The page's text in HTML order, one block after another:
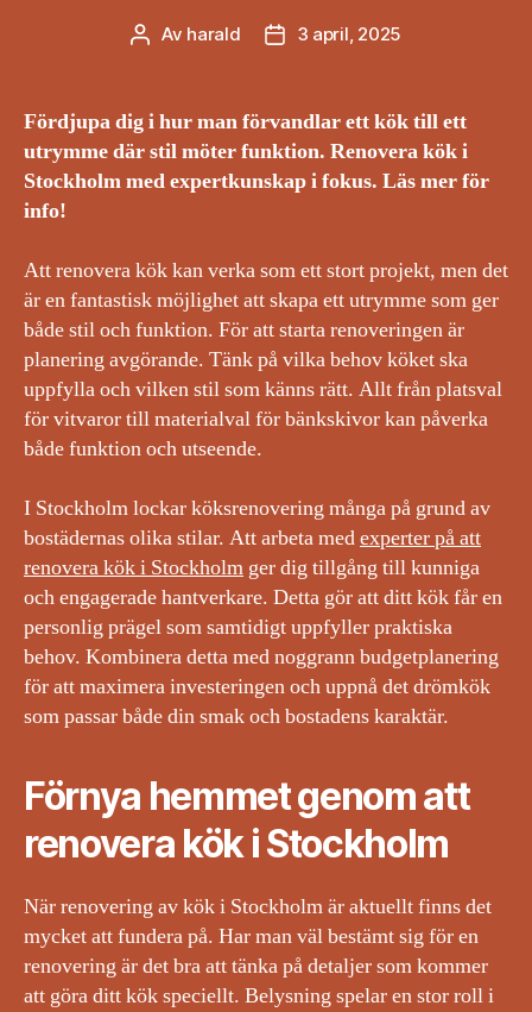
Inläggsförfattare
Av harald Inläggsdatum
3 april, 2025
Fördjupa dig i hur man förvandlar ett kök till ett
utrymme där stil möter funktion. Renovera kök i
Stockholm med expertkunskap i fokus. Läs mer för
info!
Att renovera kök kan verka som ett stort projekt, men det
är en fantastisk möjlighet att skapa ett utrymme som ger
både stil och funktion. För att starta renoveringen är
planering avgörande. Tänk på vilka behov köket ska
uppfylla och vilken stil som känns rätt. Allt från platsval
för vitvaror till materialval för bänkskivor kan påverka
både funktion och utseende.
I Stockholm lockar köksrenovering många på grund av
bostädernas olika stilar. Att arbeta medexperter på att
renovera kök i Stockholm ger dig tillgång till kunniga
och engagerade hantverkare. Detta gör att ditt kök får en
personlig prägel som samtidigt uppfyller praktiska
behov. Kombinera detta med noggrann budgetplanering
för att maximera investeringen och uppnå det drömkök
som passar både din smak och bostadens karaktär.
Förnya hemmet genom att
renovera kök i Stockholm
När renovering av kök i Stockholm är aktuellt finns det
mycket att fundera på. Har man väl bestämt sig för en
renovering är det bra att tänka på detaljer som kommer
att göra ditt kök speciellt. Belysning spelar en stor roll i